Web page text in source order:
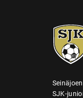
SJK-
juniorit
SJK-